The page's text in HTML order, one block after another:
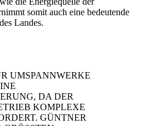
somit auch eine bedeutende
Landes.
UMSPANNWERKE
DA DER
KOMPLEXE
GÜNTNER